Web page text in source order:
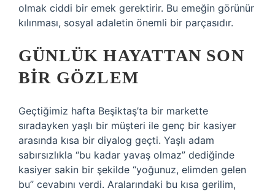
olmak ciddi bir emek gerektirir. Bu emeğin görünür
kılınması, sosyal adaletin önemli bir parçasıdır.
GÜNLÜK HAYATTAN SON
BIR GÖZLEM
Geçtiğimiz hafta Beşiktaş’ta bir markette
sıradayken yaşlı bir müşteri ile genç bir kasiyer
arasında kısa bir diyalog geçti. Yaşlı adam
sabırsızlıkla “bu kadar yavaş olmaz” dediğinde
kasiyer sakin bir şekilde “yoğunuz, elimden gelen
bu” cevabını verdi. Aralarındaki bu kısa gerilim,